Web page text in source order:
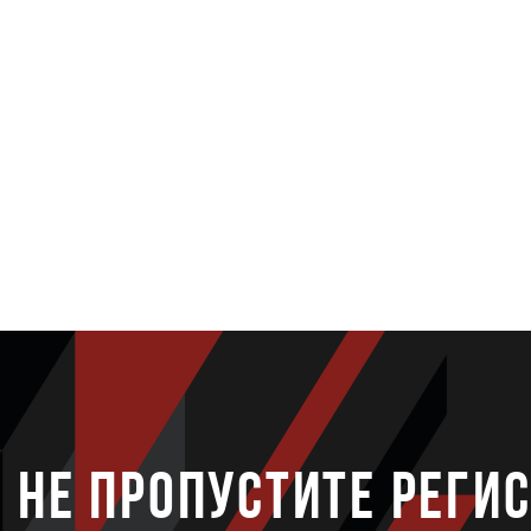
НЕ ПРОПУСТИТЕ